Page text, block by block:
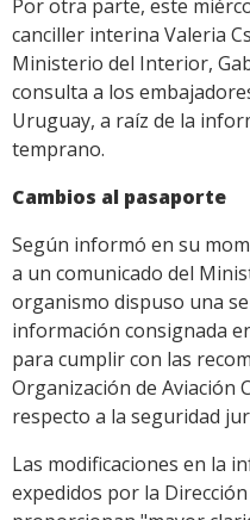
Por otra parte, este
canciller interina Valeria
Ministerio del Interior,
consulta a los
Uruguay, a raíz de la
temprano.
Cambios al pasaporte
Según informó en su
a un comunicado del
organismo dispuso una
información consignada
para cumplir con las
Organización de Aviación
respecto a la seguridad
Las modificaciones en la
expedidos por la